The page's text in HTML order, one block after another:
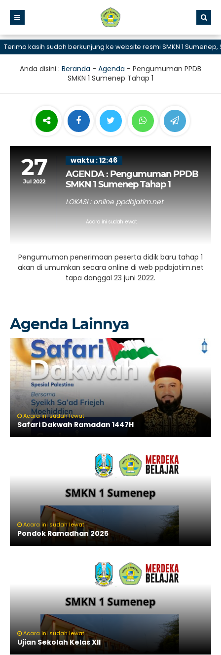
kasih sudah berkunjung ke website resmi SMKN 1 Sumenep,
Anda disini : Beranda - Agenda - Pengumuman PPDB
SMKN 1 Sumenep Tahap 1
27
Jul 2022
waktu : 12:46
AGENDA : Pengumuman PPDB
SMKN 1 Sumenep Tahap 1
LOKASI : online ppdbjatim.net
Acara ini sudah lewat
Pengumuman penerimaan peserta didik baru tahap 1
akan di umumkan secara online di web ppdbjatim.net
tapa danggal 23 juni 2022.
Agenda Lainnya
Acara ini sudah lewat
Safari Dakwah Ramadan 1447H
Acara ini sudah lewat
Pondok Ramadhan 2025
Acara ini sudah lewat
Ujian Sekolah Kelas XII